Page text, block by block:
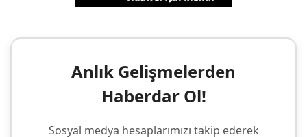
Anlık Gelişmelerden
Haberdar Ol!
Sosyal medya hesaplarımızı takip ederek